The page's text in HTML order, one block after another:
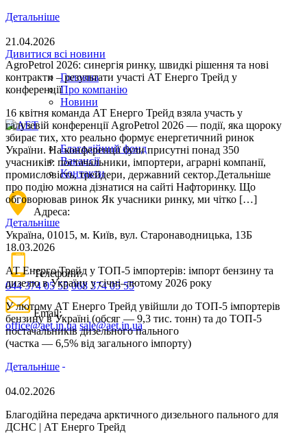
Детальніше
21.04.2026
AgroPetrol 2026: синергія ринку, швидкі рішення та нові
контракти – результати участі АТ Енерго Трейд у
конференції
16 квітня команда АТ Енерго Трейд взяла участь у
галузевій конференції AgroPetrol 2026 — події, яка щороку
збирає тих, хто реально формує енергетичний ринок
України. На конференції були присутні понад 350
учасників: постачальники, імпортери, аграрні компанії,
промисловість, трейдери, державний сектор.Детальніше
про подію можна дізнатися на сайті Нафторинку. Що
обговорював ринок Як учасники ринку, ми чітко […]
Детальніше
18.03.2026
АТ Енерго Трейд у ТОП-5 імпортерів: імпорт бензину та
дизелю в Україну у січні–лютому 2026 року
У лютому АТ Енерго Трейд увійшли до ТОП-5 імпортерів
бензину в Україні (обсяг — 9,3 тис. тонн) та до ТОП-5
постачальників дизельного пального
(частка — 6,5% від загального імпорту)
Детальніше
04.02.2026
Благодійна передача арктичного дизельного пального для
ДСНС | АТ Енерго Трейд
Дивитися всі новини
Головна
Про компанію
Новини
Благодійний фонд
Вакансії
Контакти
Адреса:
Україна, 01015, м. Київ, вул. Старонаводницька, 13Б
Телефони:
044 374 05 55 068 374 05 55
Email:
office@aet.in.ua sale@aet.in.ua